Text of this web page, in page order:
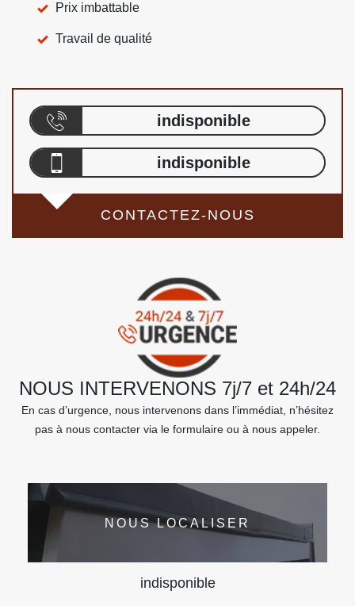
Prix imbattable
Travail de qualité
indisponible
indisponible
CONTACTEZ-NOUS
NOUS INTERVENONS 7j/7 et 24h/24
En cas d’urgence, nous intervenons dans l’immédiat, n’hésitez
pas à nous contacter via le formulaire ou à nous appeler.
NOUS LOCALISER
indisponible